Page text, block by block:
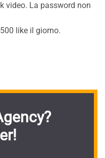
video. La password non
like il giorno.